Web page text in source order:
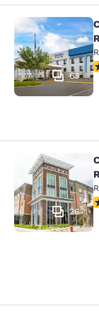
Comfort
63
Cambria
26